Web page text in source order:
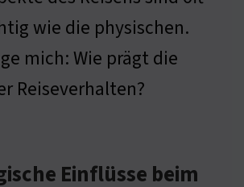
wie die physischen.
mich: Wie prägt die
Reiseverhalten?
Einflüsse beim